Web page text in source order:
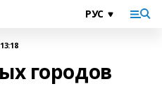
городов